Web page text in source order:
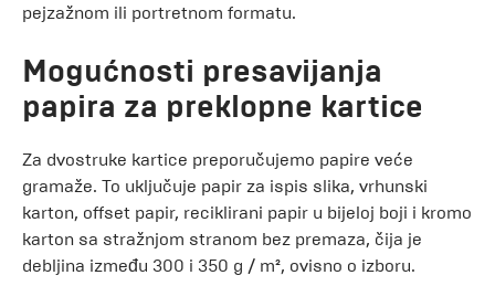
pejzažnom ili portretnom formatu.
Mogućnosti presavijanja
papira za preklopne kartice
Za dvostruke kartice preporučujemo papire veće
gramaže. To uključuje papir za ispis slika, vrhunski
karton, offset papir, reciklirani papir u bijeloj boji i kromo
karton sa stražnjom stranom bez premaza, čija je
debljina između 300 i 350 g / m², ovisno o izboru.